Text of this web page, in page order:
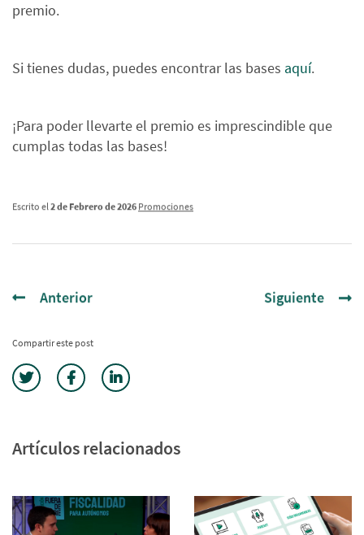
premio.
Si tienes dudas, puedes encontrar las bases aquí.
¡Para poder llevarte el premio es imprescindible que
cumplas todas las bases!
Escrito el 2 de Febrero de 2026 Promociones
Anterior Siguiente
Compartir este post
Artículos relacionados